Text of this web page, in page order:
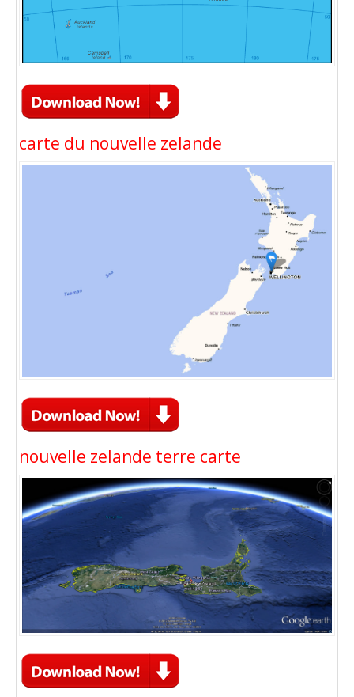
carte du nouvelle zelande
nouvelle zelande terre carte